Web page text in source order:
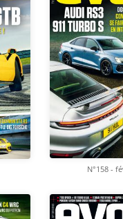
N°158 -